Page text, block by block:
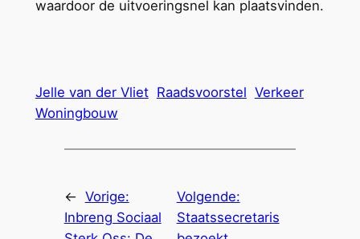
waardoor de uitvoeringsnel kan plaatsvinden.
Jelle van der Vliet Raadsvoorstel Verkeer
Woningbouw
← Vorige:
Inbreng Sociaal
Volgende:
Staatssecretaris